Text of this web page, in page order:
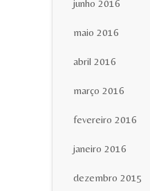
junho 2016
maio 2016
abril 2016
março 2016
fevereiro 2016
janeiro 2016
dezembro 2015